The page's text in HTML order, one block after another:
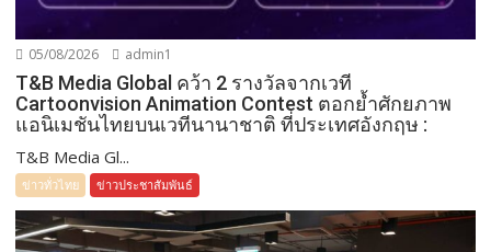
05/08/2026 admin1
T&B Media Global คว้า 2 รางวัลจากเวที
Cartoonvision Animation Contest ตอกย้ำศักยภาพ
แอนิเมชันไทยบนเวทีนานาชาติ ที่ประเทศอังกฤษ :
T&B Media Gl...
ข่าวทั่วไทย ข่าวประชาสัมพันธ์